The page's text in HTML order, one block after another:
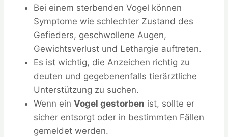
Bei einem sterbenden Vogel können
Symptome wie schlechter Zustand des
Gefieders, geschwollene Augen,
Gewichtsverlust und Lethargie auftreten.
Es ist wichtig, die Anzeichen richtig zu
deuten und gegebenenfalls tierärztliche
Unterstützung zu suchen.
Wenn ein Vogel gestorben ist, sollte er
sicher entsorgt oder in bestimmten Fällen
gemeldet werden.